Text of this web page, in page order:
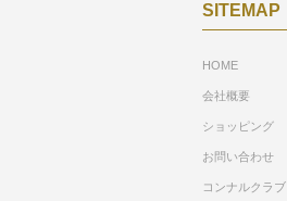
SITEMAP
HOME
会社概要
ショッピング
お問い合わせ
コンナルクラブ